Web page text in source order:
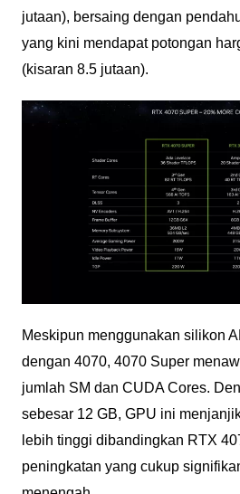
jutaan), bersaing dengan
yang kini mendapat potongan
(kisaran 8.5 jutaan).
Meskipun menggunakan silikon
dengan 4070, 4070 Super
jumlah SM dan CUDA Cores.
sebesar 12 GB, GPU ini
lebih tinggi dibandingkan RTX
peningkatan yang cukup